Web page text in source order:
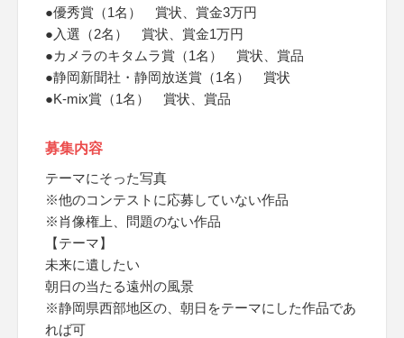
●優秀賞（1名） 賞状、賞金3万円
●入選（2名） 賞状、賞金1万円
●カメラのキタムラ賞（1名） 賞状、賞品
●静岡新聞社・静岡放送賞（1名） 賞状
●K-mix賞（1名） 賞状、賞品
募集内容
テーマにそった写真
※他のコンテストに応募していない作品
※肖像権上、問題のない作品
【テーマ】
未来に遺したい
朝日の当たる遠州の風景
※静岡県西部地区の、朝日をテーマにした作品であ
れば可